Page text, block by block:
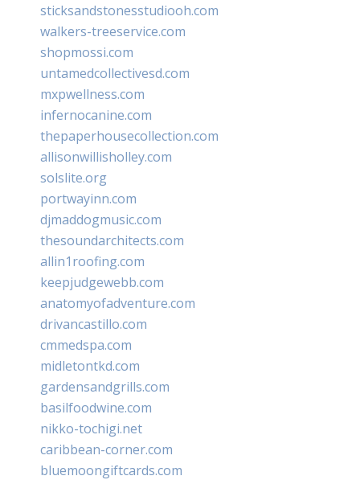
sticksandstonesstudiooh.com
walkers-treeservice.com
shopmossi.com
untamedcollectivesd.com
mxpwellness.com
infernocanine.com
thepaperhousecollection.com
allisonwillisholley.com
solslite.org
portwayinn.com
djmaddogmusic.com
thesoundarchitects.com
allin1roofing.com
keepjudgewebb.com
anatomyofadventure.com
drivancastillo.com
cmmedspa.com
midletontkd.com
gardensandgrills.com
basilfoodwine.com
nikko-tochigi.net
caribbean-corner.com
bluemoongiftcards.com